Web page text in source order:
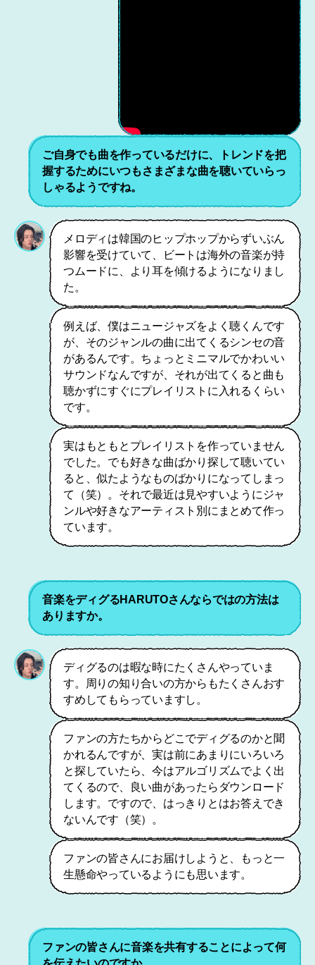
ご自身でも曲を作っているだけに、トレンドを把
握するためにいつもさまざまな曲を聴いていらっ
しゃるようですね。
メロディは韓国のヒップホップからずいぶん
影響を受けていて、ビートは海外の音楽が持
つムードに、より耳を傾けるようになりまし
た。
例えば、僕はニュージャズをよく聴くんです
が、そのジャンルの曲に出てくるシンセの音
があるんです。ちょっとミニマルでかわいい
サウンドなんですが、それが出てくると曲も
聴かずにすぐにプレイリストに入れるくらい
です。
実はもともとプレイリストを作っていません
でした。でも好きな曲ばかり探して聴いてい
ると、似たようなものばかりになってしまっ
て（笑）。それで最近は見やすいようにジャ
ンルや好きなアーティスト別にまとめて作っ
ています。
音楽をディグるHARUTOさんならではの方法は
ありますか。
ディグるのは暇な時にたくさんやっていま
す。周りの知り合いの方からもたくさんおす
すめしてもらっていますし。
ファンの方たちからどこでディグるのかと聞
かれるんですが、実は前にあまりにいろいろ
と探していたら、今はアルゴリズムでよく出
てくるので、良い曲があったらダウンロード
します。ですので、はっきりとはお答えでき
ないんです（笑）。
ファンの皆さんにお届けしようと、もっと一
生懸命やっているようにも思います。
ファンの皆さんに音楽を共有することによって何